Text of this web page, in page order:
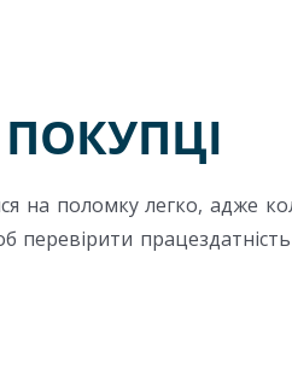
на поломку легко, адже
перевірити